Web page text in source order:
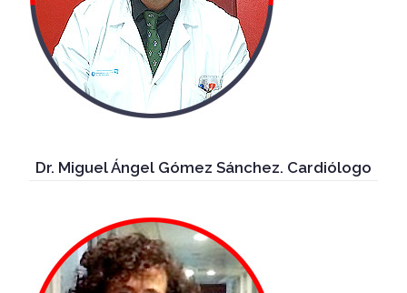
Dr. Miguel Ángel Gómez Sánchez. Cardiólogo